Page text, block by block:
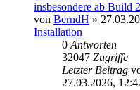
insbesondere ab Build
von BerndH »
Installation
0Antworten
32047 Zugriffe
Letzter Beitrag
27.03.2026,